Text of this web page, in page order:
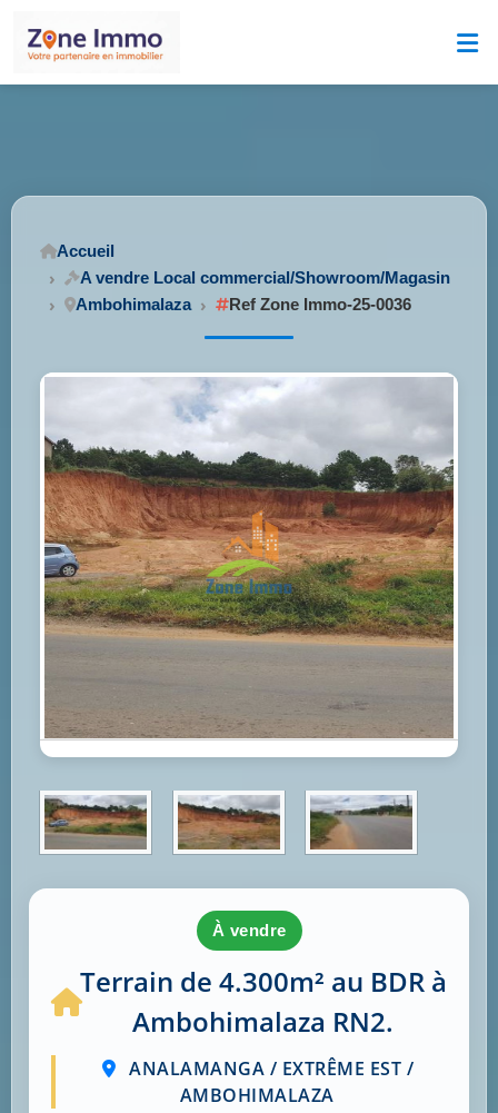
Accueil
A vendre Local commercial/Showroom/Magasin
Ambohimalaza
Ref Zone Immo-25-0036
à vendre
Terrain de 4.300m² au BDR à
Ambohimalaza RN2.
ANALAMANGA / EXTRÊME EST /
AMBOHIMALAZA